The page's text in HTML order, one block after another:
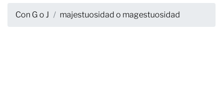
Con G o J majestuosidad o magestuosidad